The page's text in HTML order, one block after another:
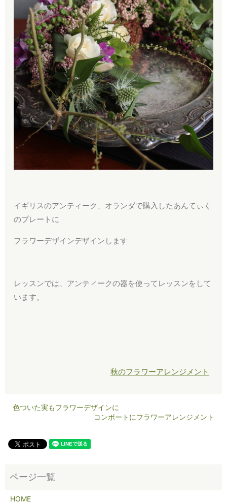
イギリスのアンティーク、オランダで購入したあんてぃく
のプレートに
フラワーデザインデザインします
レッスンでは、アンティークの器を使ってレッスンをして
います。
秋のフラワーアレンジメント
色ついた実もフラワーデザインに
コンポートにフラワーアレンジメント
HOME